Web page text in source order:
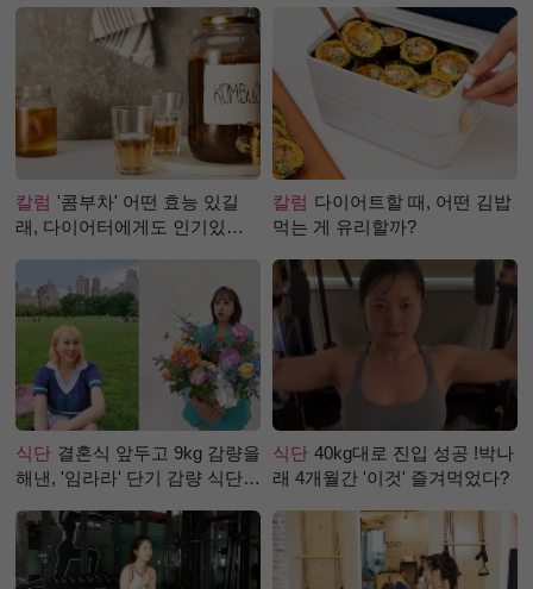
칼럼 '콤부차' 어떤 효능 있길
래, 다이어터에게도 인기있는
칼럼 다이어트할 때, 어떤 김밥
먹는 게 유리할까?
식단 결혼식 앞두고 9kg 감량을
해낸, '임라라' 단기 감량 식단
식단 40kg대로 진입 성공 !박나
래 4개월간 '이것' 즐겨먹었다?